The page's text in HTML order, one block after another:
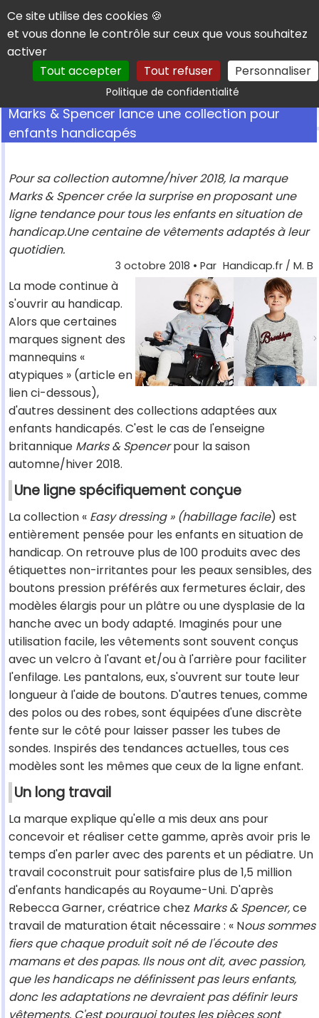
Panneau de gestion des cookies
Ce site utilise des cookies 🍪
et vous donne le contrôle sur ceux que vous souhaitez
activer
Tout accepter
Tout refuser Personnaliser
Politique de confidentialitéRechercher
Marks & Spencer lance une collection pour
enfants handicapés
Pour sa collection automne/hiver 2018, la marque
Marks & Spencer crée la surprise en proposant une
ligne tendance pour tous les enfants en situation de
handicap.Une centaine de vêtements adaptés à leur
quotidien.
3 octobre 2018 • Par Handicap.fr / M. B
La mode continue à
s'ouvrir au handicap.
Alors que certaines
marques signent des
mannequins «
atypiques » (article en
lien ci-dessous),
d'autres dessinent des collections adaptées aux
enfants handicapés. C'est le cas de l'enseigne
britannique Marks & Spencerpour la saison
automne/hiver 2018.
Une ligne spécifiquement conçue
La collection « Easy dressing » (habillage facile) est
entièrement pensée pour les enfants en situation de
handicap. On retrouve plus de 100 produits avec des
étiquettes non-irritantes pour les peaux sensibles, des
boutons pression préférés aux fermetures éclair, des
modèles élargis pour un plâtre ou une dysplasie de la
hanche avec un body adapté. Imaginés pour une
utilisation facile, les vêtements sont souvent conçus
avec un velcro à l'avant et/ou à l'arrière pour faciliter
l'enfilage. Les pantalons, eux, s'ouvrent sur toute leur
longueur à l'aide de boutons. D'autres tenues, comme
des polos ou des robes, sont équipées d'une discrète
fente sur le côté pour laisser passer les tubes de
sondes. Inspirés des tendances actuelles, tous ces
modèles sont les mêmes que ceux de la ligne enfant.
Un long travail
La marque explique qu'elle a mis deux ans pour
concevoir et réaliser cette gamme, après avoir pris le
temps d'en parler avec des parents et un pédiatre. Un
travail coconstruit pour satisfaire plus de 1,5 million
d'enfants handicapés au Royaume-Uni. D'après
Rebecca Garner, créatrice chez Marks & Spencer,ce
travail de maturation était nécessaire : « Nous sommes
fiers que chaque produit soit né de l'écoute des
mamans et des papas. Ils nous ont dit, avec passion,
que les handicaps ne définissent pas leurs enfants,
donc les adaptations ne devraient pas définir leurs